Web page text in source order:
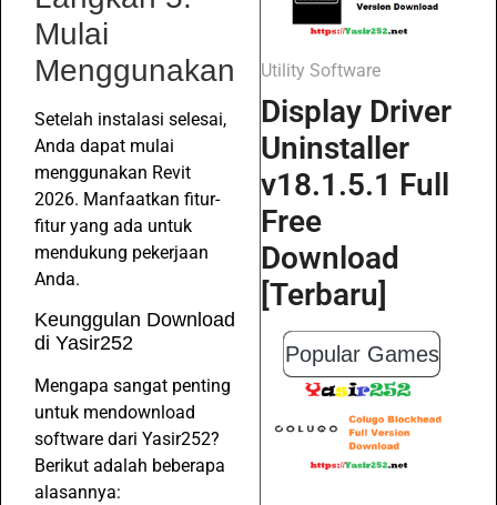
Mulai
Menggunakan
Setelah instalasi selesai,
Anda dapat mulai
menggunakan Revit
2026. Manfaatkan fitur-
fitur yang ada untuk
mendukung pekerjaan
Anda.
Keunggulan Download
di Yasir252
Mengapa sangat penting
untuk mendownload
software dari Yasir252?
Berikut adalah beberapa
alasannya:
Utility Software
Display Driver
Uninstaller
v18.1.5.1 Full
Free
Download
[Terbaru]
Popular Games